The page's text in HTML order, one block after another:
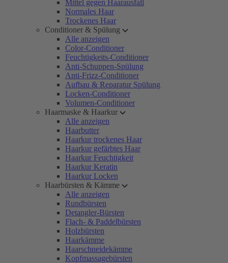
Mittel gegen Haarausfall
Normales Haar
Trockenes Haar
Conditioner & Spülung
Alle anzeigen
Color-Conditioner
Feuchtigkeits-Conditioner
Anti-Schuppen-Spülung
Anti-Frizz-Conditioner
Aufbau & Reparatur Spülung
Locken-Conditioner
Volumen-Conditioner
Haarmaske & Haarkur
Alle anzeigen
Haarbutter
Haarkur trockenes Haar
Haarkur gefärbtes Haar
Haarkur Feuchtigkeit
Haarkur Keratin
Haarkur Locken
Haarbürsten & Kämme
Alle anzeigen
Rundbürsten
Detangler-Bürsten
Flach- & Paddelbürsten
Holzbürsten
Haarkämme
Haarschneidekämme
Kopfmassagebürsten